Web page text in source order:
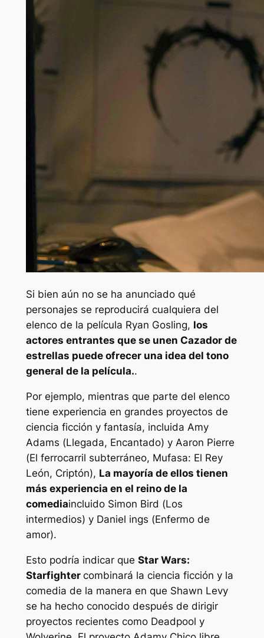
Si bien aún no se ha anunciado qué
personajes se reproducirá cualquiera del
elenco de la película Ryan Gosling, los
actores entrantes que se unen Cazador de
estrellas puede ofrecer una idea del tono
general de la película..
Por ejemplo, mientras que parte del elenco
tiene experiencia en grandes proyectos de
ciencia ficción y fantasía, incluida Amy
Adams (Llegada, Encantado) y Aaron Pierre
(El ferrocarril subterráneo, Mufasa: El Rey
León, Criptón), La mayoría de ellos tienen
más experiencia en el reino de la
comediaincluido Simon Bird (Los
intermedios) y Daniel ings (Enfermo de
amor).
Esto podría indicar que Star Wars:
Starfighter combinará la ciencia ficción y la
comedia de la manera en que Shawn Levy
se ha hecho conocido después de dirigir
proyectos recientes como Deadpool y